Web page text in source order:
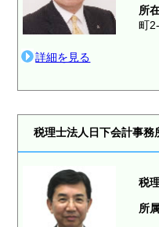
詳細を見る
所
町
税理士法人日下会計事務
税
所